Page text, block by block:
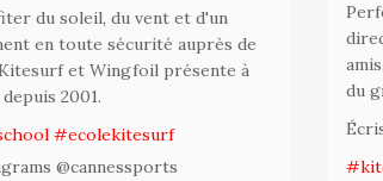
du soleil, du vent et d'un
en toute sécurité auprès de
et Wingfoil présente à
2001.
#ecolekitesurf
@cannessports
du